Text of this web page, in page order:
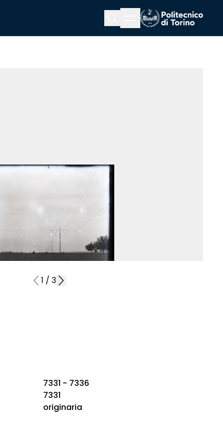
Menu button
1 / 3
7331 - 7336
7331
originaria